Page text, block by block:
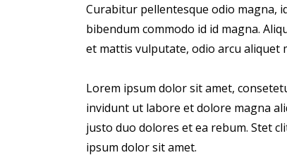
Curabitur pellentesque odio magna,
bibendum commodo id id magna.
et mattis vulputate, odio arcu aliquet
Lorem ipsum dolor sit amet,
invidunt ut labore et dolore magna
justo duo dolores et ea rebum. Stet
ipsum dolor sit amet.